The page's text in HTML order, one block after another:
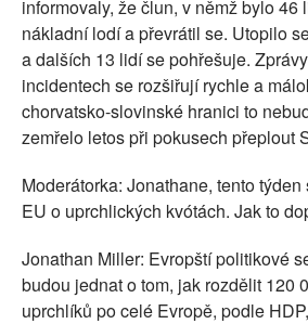
informovaly, že člun, v němž bylo 46
nákladní lodí a převrátil se. Utopilo
a dalších 13 lidí se pohřešuje.
incidentech se rozšiřují rychle a
chorvatsko-slovinské hranici to
zemřelo letos při pokusech přeplout
Moderátorka: Jonathane, tento
EU o uprchlických kvótách. Jak to
Jonathan Miller: Evropští politikové
budou jednat o tom, jak rozdělit 120
uprchlíků po celé Evropě, podle